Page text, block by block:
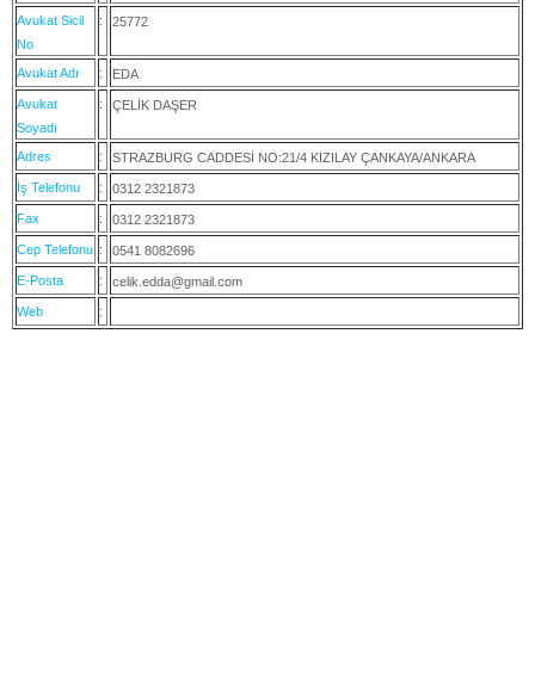
Avukat Sicil
No
: 25772
Avukat Adı : EDA
Avukat
Soyadı
: ÇELİK DAŞER
Adres : STRAZBURG CADDESİ NO:21/4 KIZILAY ÇANKAYA/ANKARA
İş Telefonu : 0312 2321873
Fax : 0312 2321873
Cep Telefonu : 0541 8082696
E-Posta : celik.edda@gmail.com
Web :